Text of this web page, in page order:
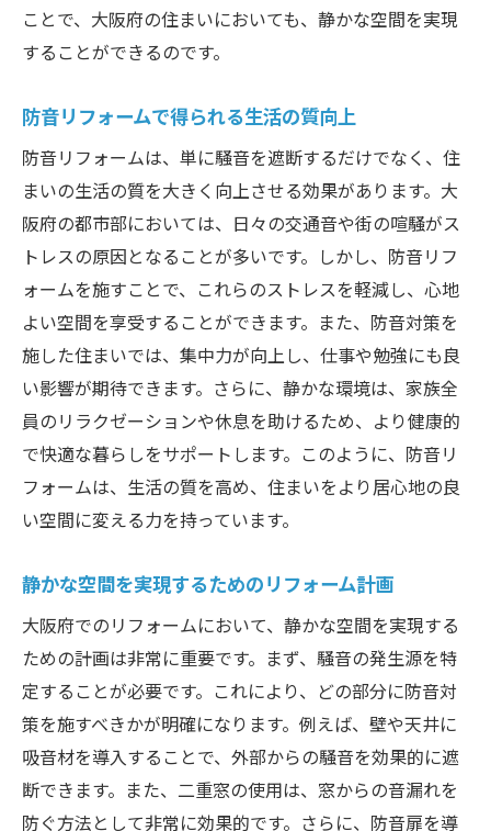
ことで、大阪府の住まいにおいても、静かな空間を実現
することができるのです。
防音リフォームで得られる生活の質向上
防音リフォームは、単に騒音を遮断するだけでなく、住
まいの生活の質を大きく向上させる効果があります。大
阪府の都市部においては、日々の交通音や街の喧騒がス
トレスの原因となることが多いです。しかし、防音リフ
ォームを施すことで、これらのストレスを軽減し、心地
よい空間を享受することができます。また、防音対策を
施した住まいでは、集中力が向上し、仕事や勉強にも良
い影響が期待できます。さらに、静かな環境は、家族全
員のリラクゼーションや休息を助けるため、より健康的
で快適な暮らしをサポートします。このように、防音リ
フォームは、生活の質を高め、住まいをより居心地の良
い空間に変える力を持っています。
静かな空間を実現するためのリフォーム計画
大阪府でのリフォームにおいて、静かな空間を実現する
ための計画は非常に重要です。まず、騒音の発生源を特
定することが必要です。これにより、どの部分に防音対
策を施すべきかが明確になります。例えば、壁や天井に
吸音材を導入することで、外部からの騒音を効果的に遮
断できます。また、二重窓の使用は、窓からの音漏れを
防ぐ方法として非常に効果的です。さらに、防音扉を導